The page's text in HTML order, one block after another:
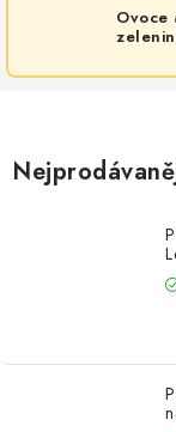
Ovoce